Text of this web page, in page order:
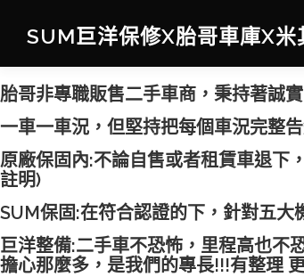
SUM巨洋保修X胎哥車庫X米
胎哥非專職販售二手車商，秉持著誠
一車一車況，但堅持把每個車況完整
原廠保固內:不論自售或者租賃車退下
註明)
SUM保固:在符合認證的下，針對五大
巨洋整備:二手車不恐怖，里程高也不
擔心那麼多，是我們的專長!!!有整理